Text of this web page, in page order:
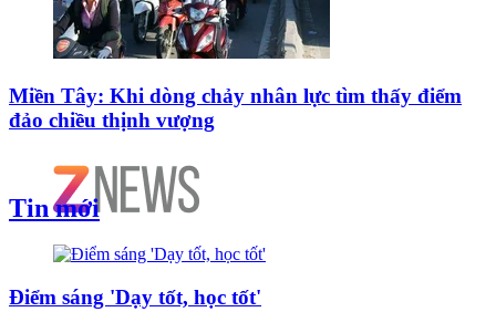
Miền Tây: Khi dòng chảy nhân lực tìm thấy điểm
đảo chiều thịnh vượng
Tin mới
Điểm sáng 'Dạy tốt, học tốt'